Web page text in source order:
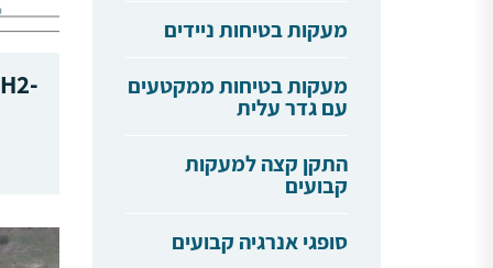
מעקות בטיחות ניידים
מעקות בטיחות ממקטעים
עם גדר עלית
התקן קצה למעקות
קבועים
סופגי אנרגיה קבועים